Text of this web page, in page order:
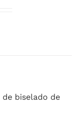
biselado de